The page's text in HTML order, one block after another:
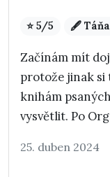
⭐ 5/5 🖋️
Začínám mít
protože jinak si
knihám
vysvětlit. Po
25. duben 2024